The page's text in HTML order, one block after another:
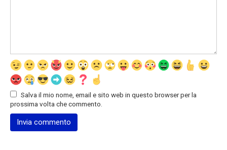
Salva il mio nome, email e sito web in questo browser per la
prossima volta che commento.